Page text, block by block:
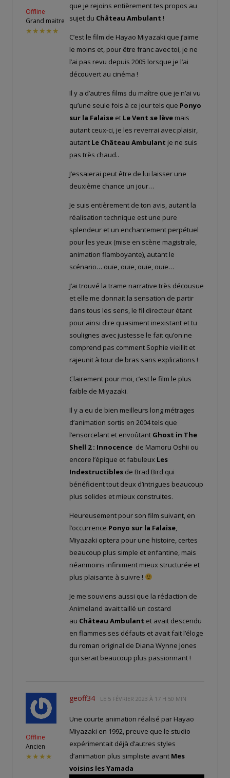
Offline
Grand maitre
★★★★★
que je rejoins entièrement tes propos au
sujet du Château Ambulant !
C’est le film de Hayao Miyazaki que j’aime
le moins et, pour être franc avec toi, je ne
l’ai pas revu depuis 2005 lorsque je l’ai
découvert au cinéma !
Il y a d’autres films du maître que je n’ai vu
qu’une seule fois à ce jour tels que Ponyo
sur la Falaise et Le Vent se lève mais
autant ceux-ci, je les reverrai avec plaisir,
autant Le Château Ambulant je ne suis
pas très chaud..
J’essaierai peut être de lui laisser une
deuxième chance un jour…
Je suis entièrement de ton avis, autant la
réalisation technique est une pure
splendeur et un enchantement perpétuel
pour les yeux (mise en scène magistrale,
animation flamboyante), autant le
scénario… ouïe, ouïe, ouïe, ouïe…
J’ai trouvé la trame narrative très décousue
et elle me donnait la sensation de partir
dans tous les sens, le fil directeur étant
pour ainsi dire quasiment inexistant et tu
soulignes avec justesse le fait qu’on ne
comprend pas comment Sophie vieillit et
rajeunit à tour de bras sans explications !
Clairement pour moi, c’est le film le plus
faible de Miyazaki.
Il y a eu de bien meilleurs long métrages
d’animation sortis en 2004 tels que
l’ensorcelant et envoûtant Ghost in The
Shell 2 : Innocence de Mamoru Oshii ou
encore l’épique et fabuleux Les
Indestructibles de Brad Bird qui
bénéficient tout deux d’intrigues beaucoup
plus solides et mieux construites.
Heureusement pour son film suivant, en
l’occurrence Ponyo sur la Falaise,
Miyazaki optera pour une histoire, certes
beaucoup plus simple et enfantine, mais
néanmoins infiniment mieux structurée et
plus plaisante à suivre !
Je me souviens aussi que la rédaction de
Animeland avait taillé un costard
au Château Ambulant et avait descendu
en flammes ses défauts et avait fait l’éloge
du roman original de Diana Wynne Jones
qui serait beaucoup plus passionnant !
Offline
Ancien
★★★★
geoff34 LE 5 FÉVRIER 2023 À 17 H 50 MIN
Une courte animation réalisé par Hayao
Miyazaki en 1992, preuve que le studio
expérimentait déjà d’autres styles
d’animation plus simpliste avant Mes
voisins les Yamada